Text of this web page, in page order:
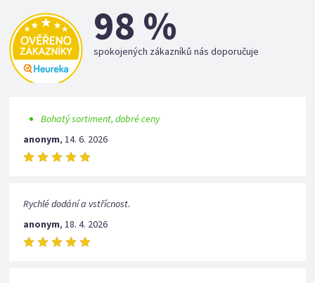
98 %
spokojených zákazníků nás doporučuje
Bohatý sortiment, dobré ceny
anonym,14. 6. 2026
Rychlé dodání a vstřícnost.
anonym,18. 4. 2026